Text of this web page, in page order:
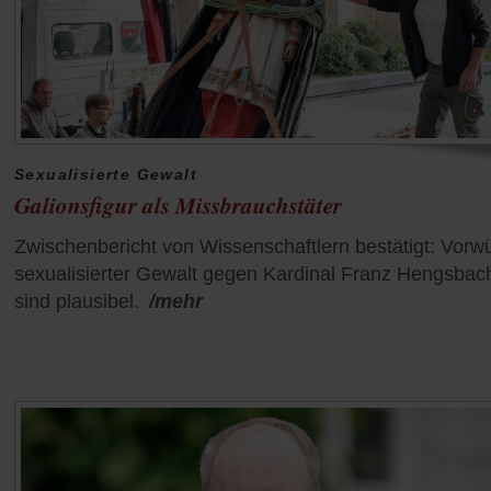
Sexualisierte Gewalt
Galionsfigur als Missbrauchstäter
Zwischenbericht von Wissenschaftlern bestätigt:
sexualisierter Gewalt gegen Kardinal Franz
sind plausibel. /mehr